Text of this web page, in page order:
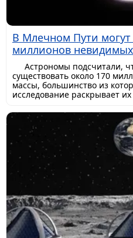
В Млечном Пути могут
миллионов
Астрономы подсчитали,
существовать около 170
массы, большинство из
исследование раскрывает